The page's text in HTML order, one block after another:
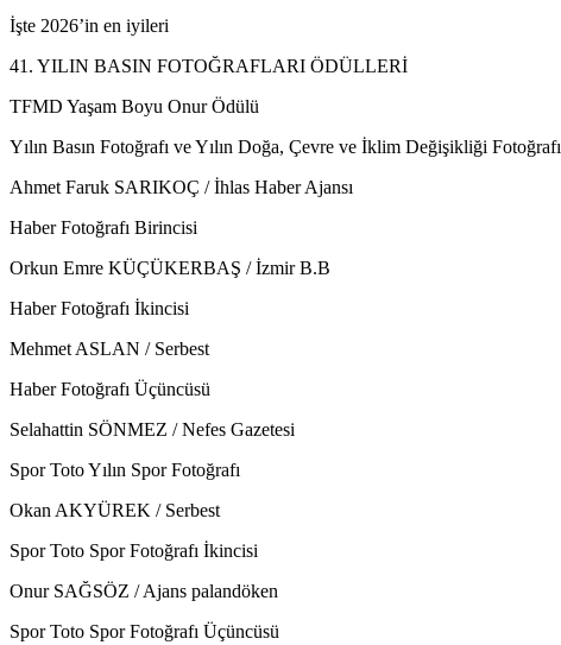
İşte 2026’in en iyileri
41. YILIN BASIN FOTOĞRAFLARI ÖDÜLLERİ
TFMD Yaşam Boyu Onur Ödülü
Yılın Basın Fotoğrafı ve Yılın Doğa, Çevre ve İklim Değişikliği Fotoğrafı
Ahmet Faruk SARIKOÇ / İhlas Haber Ajansı
Haber Fotoğrafı Birincisi
Orkun Emre KÜÇÜKERBAŞ / İzmir B.B
Haber Fotoğrafı İkincisi
Mehmet ASLAN / Serbest
Haber Fotoğrafı Üçüncüsü
Selahattin SÖNMEZ / Nefes Gazetesi
Spor Toto Yılın Spor Fotoğrafı
Okan AKYÜREK / Serbest
Spor Toto Spor Fotoğrafı İkincisi
Onur SAĞSÖZ / Ajans palandöken
Spor Toto Spor Fotoğrafı Üçüncüsü